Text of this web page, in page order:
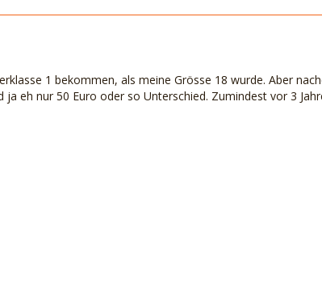
1 bekommen, als meine Grösse 18 wurde. Aber
ja eh nur 50 Euro oder so Unterschied. Zumindest vor 3